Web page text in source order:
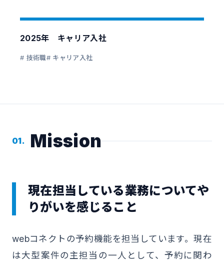
2025年 キャリア入社
# 技術職# キャリア入社
01. Mission
現在担当している業務についてや
りがいを感じること
webコネクトの予約機能を担当しています。現在
は大型案件の主担当の一人として、予約に関わ